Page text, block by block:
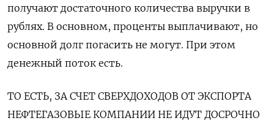
получают достаточного количества выручки в
рублях. В основном, проценты выплачивают, но
основной долг погасить не могут. При этом
денежный поток есть.
ТО ЕСТЬ, ЗА СЧЕТ СВЕРХДОХОДОВ ОТ ЭКСПОРТА
НЕФТЕГАЗОВЫЕ КОМПАНИИ НЕ ИДУТ ДОСРОЧНО